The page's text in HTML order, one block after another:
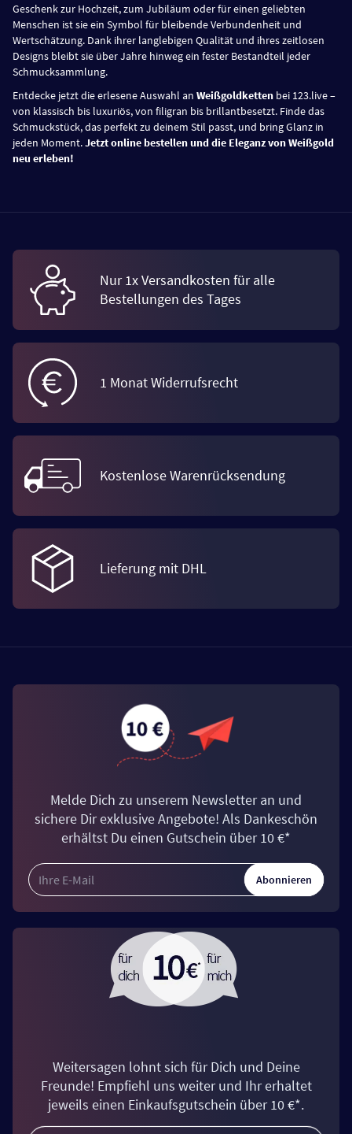
Geschenk zur Hochzeit, zum Jubiläum oder für einen geliebten
Menschen ist sie ein Symbol für bleibende Verbundenheit und
Wertschätzung. Dank ihrer langlebigen Qualität und ihres zeitlosen
Designs bleibt sie über Jahre hinweg ein fester Bestandteil jeder
Schmucksammlung.
Entdecke jetzt die erlesene Auswahl an Weißgoldketten bei 123.live –
von klassisch bis luxuriös, von filigran bis brillantbesetzt. Finde das
Schmuckstück, das perfekt zu deinem Stil passt, und bring Glanz in
jeden Moment.Jetzt online bestellen und die Eleganz von Weißgold
neu erleben!
Nur 1x Versandkosten für alle
Bestellungen des Tages
1 Monat Widerrufsrecht
Kostenlose Warenrücksendung
Lieferung mit DHL
Melde Dich zu unserem Newsletter an und
sichere Dir exklusive Angebote! Als Dankeschön
erhältst Du einen Gutschein über 10 €*
Abonnieren
Weitersagen lohnt sich für Dich und Deine
Freunde! Empfiehl uns weiter und Ihr erhaltet
jeweils einen Einkaufsgutschein über 10 €*.